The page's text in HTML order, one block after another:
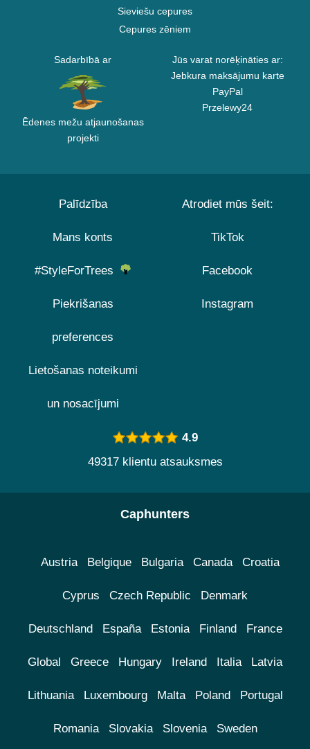
Sieviešu cepures
Cepures zēniem
Sadarbībā ar
Ēdenes mežu atjaunošanas
projekti
Jūs varat norēķināties ar:
Jebkura maksājumu karte
PayPal
Przelewy24
Palīdzība
Mans konts
#StyleForTrees
Piekrišanas
preferences
Lietošanas noteikumi
un nosacījumi
Atrodiet mūs šeit:
TikTok
Facebook
Instagram
4.9
49317 klientu atsauksmes
Caphunters
Austria Belgique Bulgaria Canada Croatia
Cyprus Czech Republic Denmark
Deutschland España Estonia Finland France
Global Greece Hungary Ireland Italia Latvia
Lithuania Luxembourg Malta Poland Portugal
Romania Slovakia Slovenia Sweden